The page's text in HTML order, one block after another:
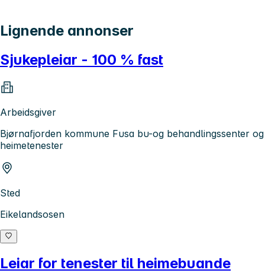
Lignende annonser
Sjukepleiar - 100 % fast
Arbeidsgiver
Bjørnafjorden kommune Fusa bu-og behandlingssenter og
heimetenester
Sted
Eikelandsosen
Leiar for tenester til heimebuande